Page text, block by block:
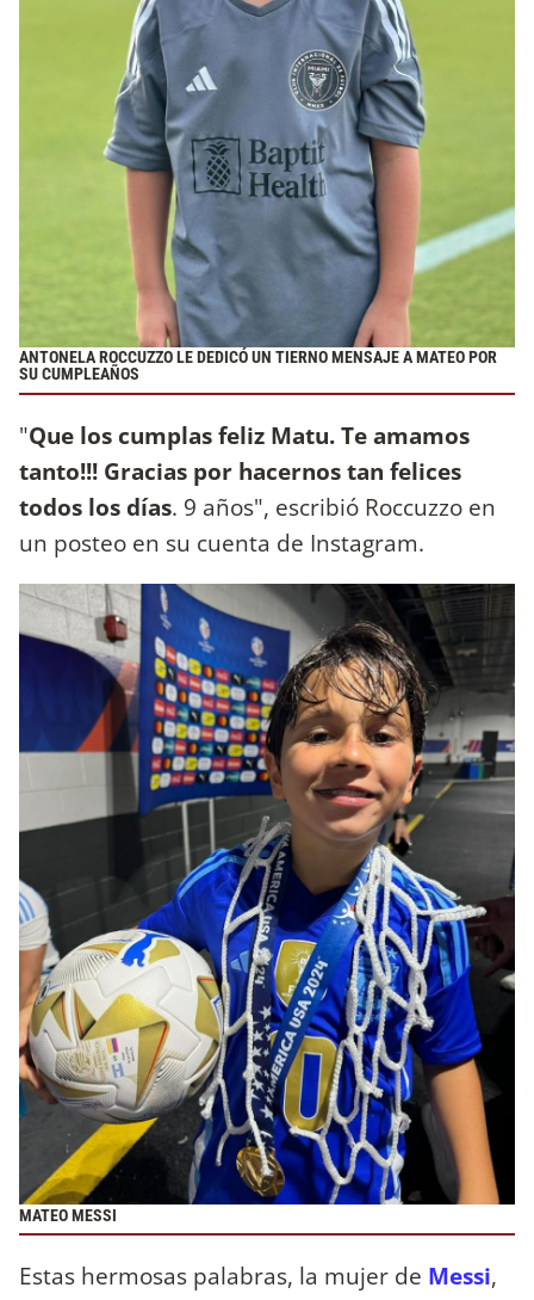
ANTONELA ROCCUZZO LE DEDICÓ UN TIERNO MENSAJE A MATEO POR
SU CUMPLEAÑOS
"Que los cumplas feliz Matu. Te amamos
tanto!!! Gracias por hacernos tan felices
todos los días. 9 años", escribió Roccuzzo en
un posteo en su cuenta de Instagram.
MATEO MESSI
Estas hermosas palabras, la mujer de Messi,